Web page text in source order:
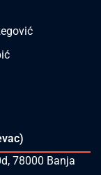
78000 Banja